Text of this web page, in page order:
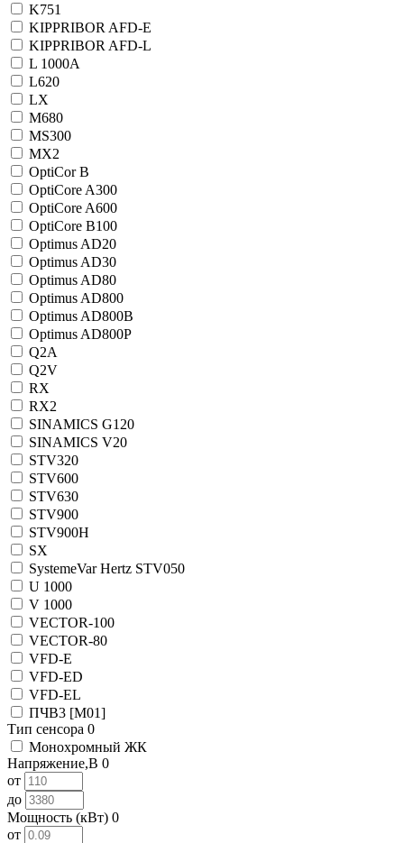
K751
KIPPRIBOR AFD-E
KIPPRIBOR AFD-L
L 1000A
L620
LX
M680
MS300
MX2
OptiCor B
OptiCore A300
OptiCore A600
OptiCore B100
Optimus AD20
Optimus AD30
Optimus AD80
Optimus AD800
Optimus AD800B
Optimus AD800P
Q2A
Q2V
RX
RX2
SINAMICS G120
SINAMICS V20
STV320
STV600
STV630
STV900
STV900H
SX
SystemeVar Hertz STV050
U 1000
V 1000
VECTOR-100
VECTOR-80
VFD-E
VFD-ED
VFD-EL
ПЧВ3 [М01]
Тип сенсора 0
Монохромный ЖК
Напряжение,В 0
от
до
Мощность (кВт) 0
от